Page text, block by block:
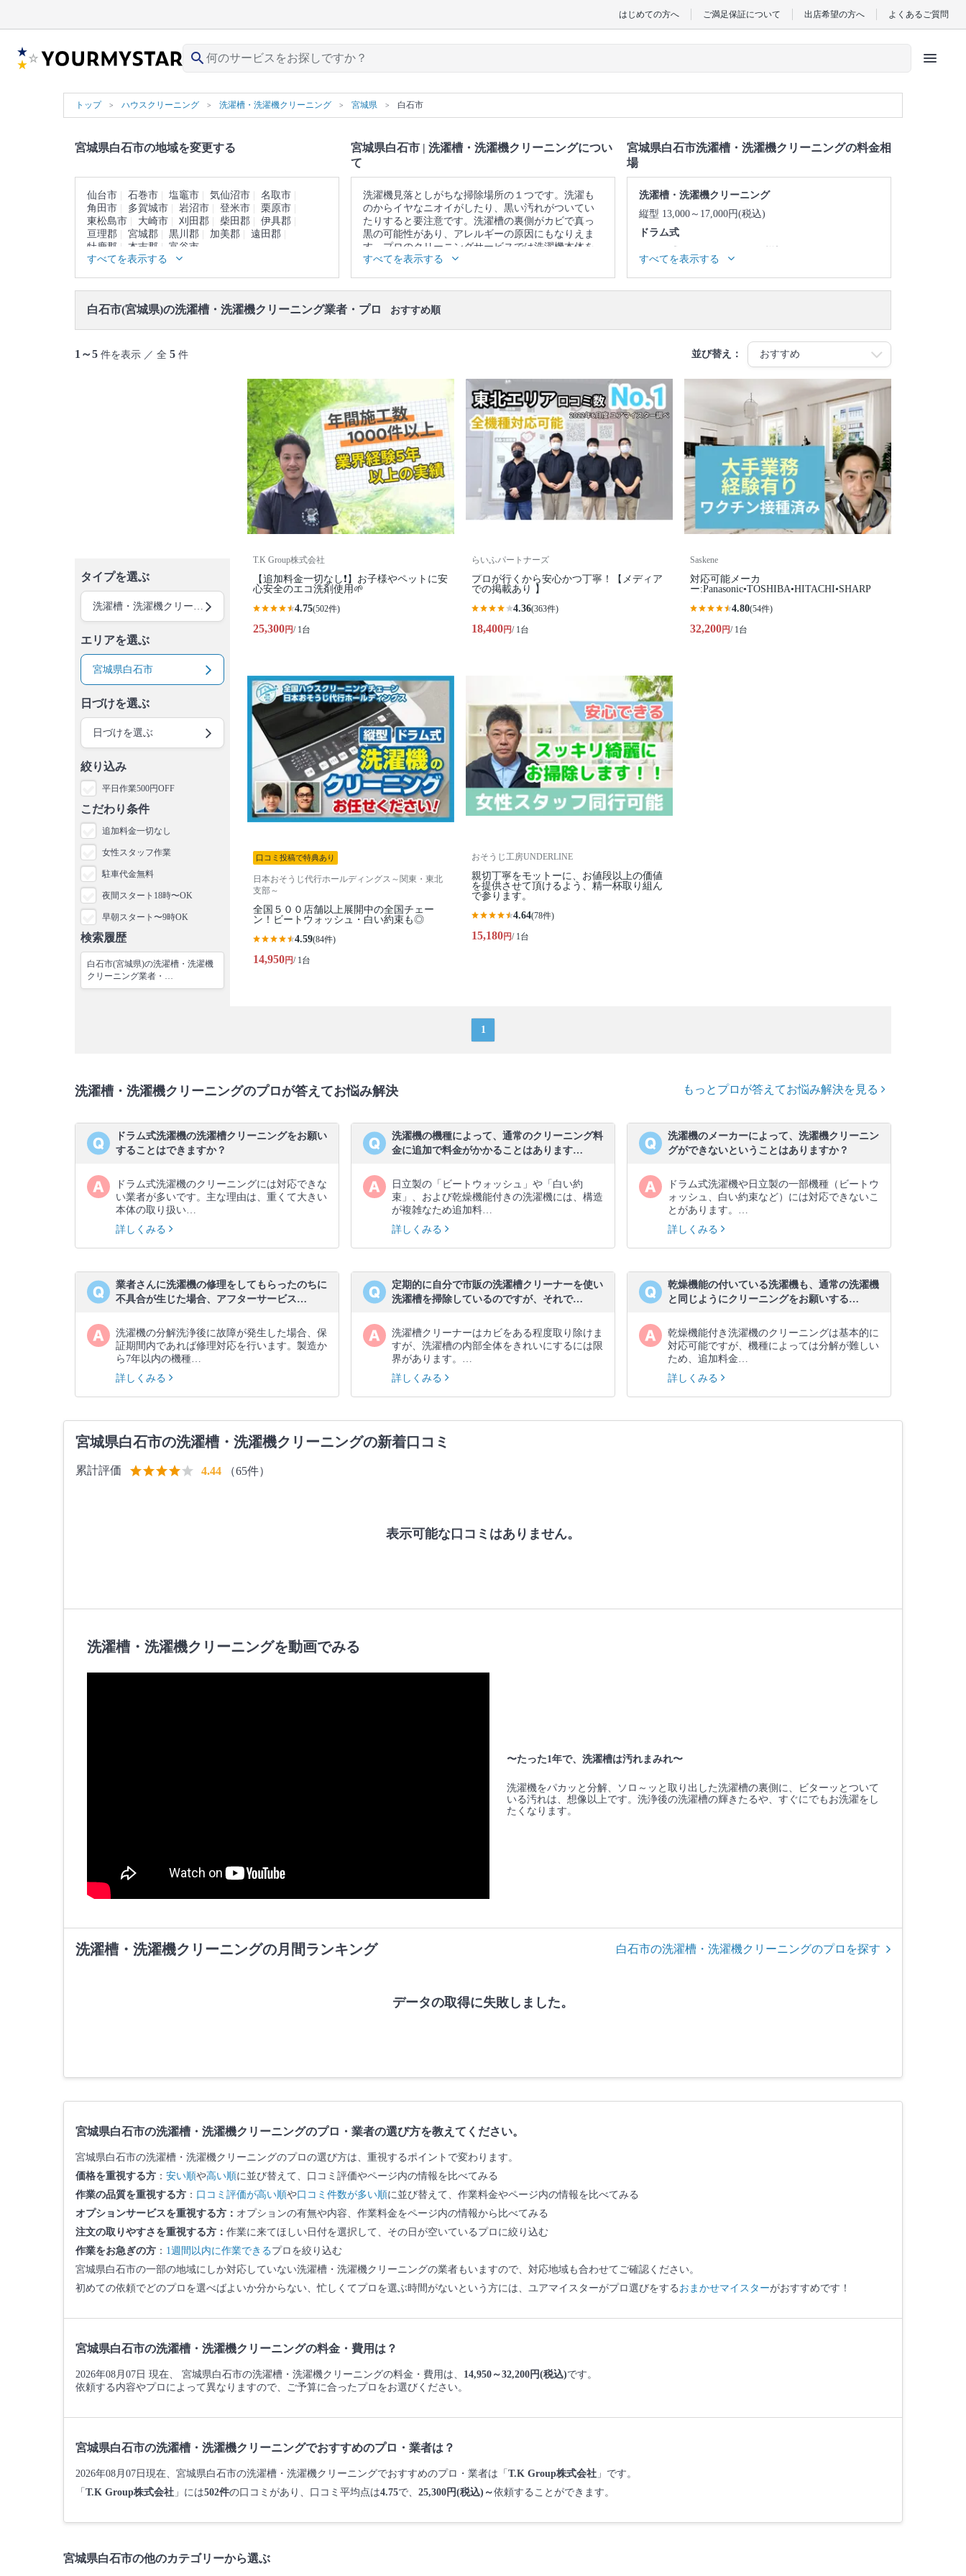
はじめての方へ ご満足保証について 出店希望の方へ よくあるご質問
search menu
トップ ハウスクリーニング 洗濯槽・洗濯機クリーニング 宮城県 白石市
宮城県白石市の地域を変更する
仙台市 石巻市 塩竈市 気仙沼市
名取市
角田市
多賀城市 岩沼市 登米市
栗原市
東松島市
大崎市 刈田郡 柴田郡
伊具郡
亘理郡
宮城郡 黒川郡 加美郡
遠田郡
牡鹿郡
本吉郡
富谷市
すべてを表示する
宮城県白石市 | 洗濯槽・洗濯機クリーニングについ
て
洗濯機見落としがちな掃除場所の１つです。洗濯も
のからイヤなニオイがしたり、黒い汚れがついてい
たりすると要注意です。洗濯槽の裏側がカビで真っ
黒の可能性があり、アレルギーの原因にもなりえま
す。プロのクリーニングサービスでは洗濯機本体を
を分解し、まるごと徹底的に洗浄いたします。
▼表示価格に含まれる洗濯槽・洗濯機クリーニング
の作業範囲
洗濯槽 / 洗濯機本体の内側・外側 / 洗濯パン / 作業場
すべてを表示する
宮城県白石市洗濯槽・洗濯機クリーニングの料金相
場
洗濯槽・洗濯機クリーニング
縦型 13,000～17,000円(税込)
ドラム式
ドラム式 45,000～49,000円(税込)
すべてを表示する
白石市(宮城県)の洗濯槽・洗濯機クリーニング業者・プロ おすすめ順
1～5 件を表示 ／ 全 5 件 並び替え：
タイプを選ぶ
エリアを選ぶ
宮城県白石市
日づけを選ぶ
日づけを選ぶ
絞り込み
平日作業500円OFF
こだわり条件
追加料金一切なし
女性スタッフ作業
駐車代金無料
夜間スタート18時〜OK
早朝スタート〜9時OK
検索履歴
白石市(宮城県)の洗濯槽・洗濯機
クリーニング業者・…
T.K Group株式会社
【追加料金一切なし❗️】お子様やペットに安
心安全のエコ洗剤使用🌱
4.75(502件)
25,300円/ 1台
らいふパートナーズ
プロが行くから安心かつ丁寧！【メディア
での掲載あり 】
4.36(363件)
18,400円/ 1台
Saskene
対応可能メーカ
ー:Panasonic•TOSHIBA•HITACHI•SHARP
4.80(54件)
32,200円/ 1台
口コミ投稿で特典あり
日本おそうじ代行ホールディングス～関東・東北
支部～
全国５００店舗以上展開中の全国チェー
ン！ビートウォッシュ・白い約束も◎
4.59(84件)
14,950円/ 1台
おそうじ工房UNDERLINE
親切丁寧をモットーに、お値段以上の価値
を提供させて頂けるよう、精一杯取り組ん
で参ります。
4.64(78件)
15,180円/ 1台
1
洗濯槽・洗濯機クリーニングのプロが答えてお悩み解決 もっとプロが答えてお悩み解決を見る
ドラム式洗濯機の洗濯槽クリーニングをお願い
することはできますか？
ドラム式洗濯機のクリーニングには対応できな
い業者が多いです。主な理由は、重くて大きい
本体の取り扱い…
詳しくみる
洗濯機の機種によって、通常のクリーニング料
金に追加で料金がかかることはあります…
日立製の「ビートウォッシュ」や「白い約
束」、および乾燥機能付きの洗濯機には、構造
が複雑なため追加料…
詳しくみる
洗濯機のメーカーによって、洗濯機クリーニン
グができないということはありますか？
ドラム式洗濯機や日立製の一部機種（ビートウ
ォッシュ、白い約束など）には対応できないこ
とがあります。…
詳しくみる
業者さんに洗濯機の修理をしてもらったのちに
不具合が生じた場合、アフターサービス…
洗濯機の分解洗浄後に故障が発生した場合、保
証期間内であれば修理対応を行います。製造か
ら7年以内の機種…
詳しくみる
定期的に自分で市販の洗濯槽クリーナーを使い
洗濯槽を掃除しているのですが、それで…
洗濯槽クリーナーはカビをある程度取り除けま
すが、洗濯槽の内部全体をきれいにするには限
界があります。…
詳しくみる
乾燥機能の付いている洗濯機も、通常の洗濯機
と同じようにクリーニングをお願いする…
乾燥機能付き洗濯機のクリーニングは基本的に
対応可能ですが、機種によっては分解が難しい
ため、追加料金…
詳しくみる
宮城県白石市の洗濯槽・洗濯機クリーニングの新着口コミ
累計評価 4.44 （65件）
表示可能な口コミはありません。
洗濯槽・洗濯機クリーニングを動画でみる
〜たった1年で、洗濯槽は汚れまみれ〜
洗濯機をパカッと分解、ソロ～ッと取り出した洗濯槽の裏側に、ビターッとついて
いる汚れは、想像以上です。洗浄後の洗濯槽の輝きたるや、すぐにでもお洗濯をし
たくなります。
洗濯槽・洗濯機クリーニングの月間ランキング 白石市の洗濯槽・洗濯機クリーニングのプロを探す
データの取得に失敗しました。
宮城県白石市の洗濯槽・洗濯機クリーニングのプロ・業者の選び方を教えてください。
宮城県白石市の洗濯槽・洗濯機クリーニングのプロの選び方は、重視するポイントで変わります。
価格を重視する方 ： 安い順や高い順に並び替えて、口コミ評価やページ内の情報を比べてみる
作業の品質を重視する方 ： 口コミ評価が高い順や口コミ件数が多い順に並び替えて、作業料金やページ内の情報を比べてみる
オプションサービスを重視する方： オプションの有無や内容、作業料金をページ内の情報から比べてみる
注文の取りやすさを重視する方： 作業に来てほしい日付を選択して、その日が空いているプロに絞り込む
作業をお急ぎの方 ： 1週間以内に作業できるプロを絞り込む
宮城県白石市の一部の地域にしか対応していない洗濯槽・洗濯機クリーニングの業者もいますので、対応地域も合わせてご確認ください。
初めての依頼でどのプロを選べばよいか分からない、忙しくてプロを選ぶ時間がないという方には、ユアマイスターがプロ選びをする おまかせマイスターがおすすめです！
宮城県白石市の洗濯槽・洗濯機クリーニングの料金・費用は？
2026年08月07日 現在、 宮城県白石市の洗濯槽・洗濯機クリーニングの料金・費用は、 14,950～32,200円(税込)です。
依頼する内容やプロによって異なりますので、ご予算に合ったプロをお選びください。
宮城県白石市の洗濯槽・洗濯機クリーニングでおすすめのプロ・業者は？
2026年08月07日現在、宮城県白石市の洗濯槽・洗濯機クリーニングでおすすめのプロ・業者は「 T.K Group株式会社 」です。
「 T.K Group株式会社 」には502件の口コミがあり、口コミ平均点は4.75で、 25,300円(税込)～依頼することができます。
宮城県白石市の他のカテゴリーから選ぶ